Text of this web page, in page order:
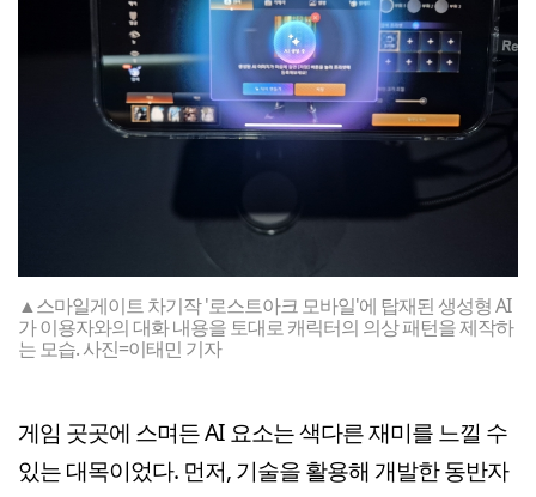
▲스마일게이트 차기작 '로스트아크 모바일'에 탑재된 생성형 AI
가 이용자와의 대화 내용을 토대로 캐릭터의 의상 패턴을 제작하
는 모습. 사진=이태민 기자
게임 곳곳에 스며든 AI 요소는 색다른 재미를 느낄 수
있는 대목이었다. 먼저, 기술을 활용해 개발한 동반자